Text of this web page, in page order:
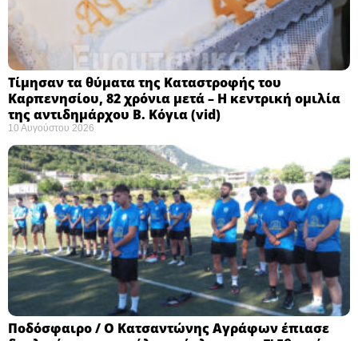
Τίμησαν τα θύματα της Καταστροφής του
Καρπενησίου, 82 χρόνια μετά – Η κεντρική ομιλία
της αντιδημάρχου Β. Κόγια (vid)
10 Αυγούστου 2026
Ποδόσφαιρο / Ο Κατσαντώνης Αγράφων έπιασε